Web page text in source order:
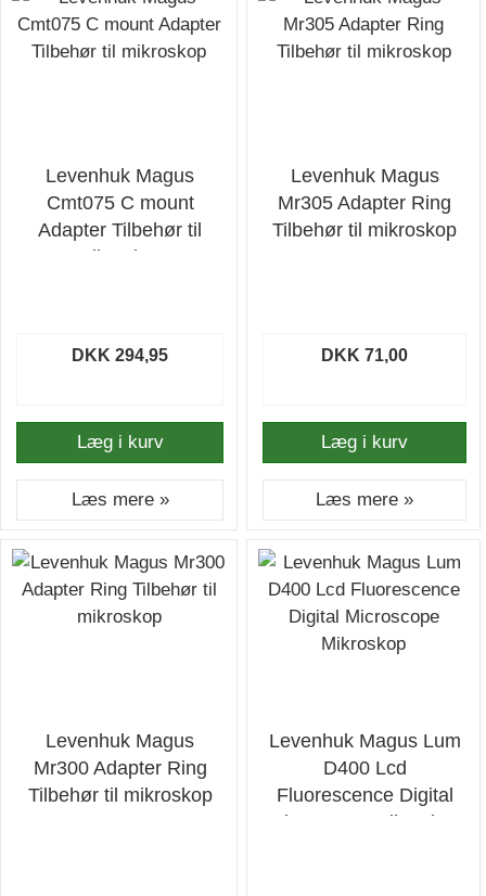
Levenhuk Magus
Cmt075 C mount
Adapter Tilbehør til
mikroskop
DKK 294,95
Læg i kurv
Læs mere »
Levenhuk Magus
Mr305 Adapter Ring
Tilbehør til mikroskop
DKK 71,00
Læg i kurv
Læs mere »
Levenhuk Magus
Mr300 Adapter Ring
Tilbehør til mikroskop
Levenhuk Magus Lum
D400 Lcd
Fluorescence Digital
Microscope Mikroskop